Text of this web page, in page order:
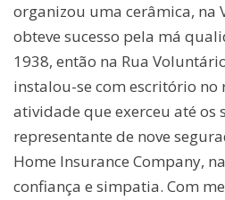
organizou uma cerâmica, na
obteve sucesso pela má
1938, então na Rua
instalou-se com escritório
atividade que exerceu até os
representante de nove
Home Insurance Company,
confiança e simpatia. Com